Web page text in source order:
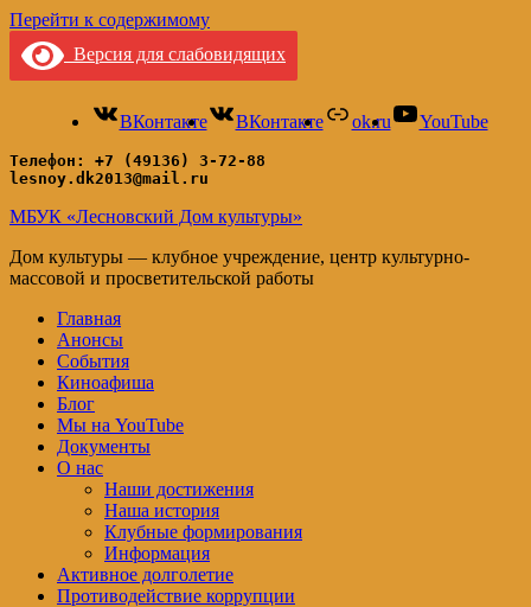
Перейти к содержимому
Версия для слабовидящих
ВКонтакте ВКонтакте ok.ru YouTube
Телефон: +7 (49136) 3-72-88
lesnoy.dk2013@mail.ru
МБУК «Лесновский Дом культуры»
Дом культуры — клубное учреждение, центр культурно-
массовой и просветительской работы
Главная
Анонсы
События
Киноафиша
Блог
Мы на YouTube
Документы
О нас
Наши достижения
Наша история
Клубные формирования
Информация
Активное долголетие
Противодействие коррупции